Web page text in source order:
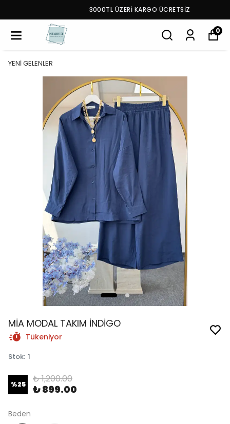
3000TL ÜZERİ KARGO ÜCRETSİZ
0
YENİ GELENLER
MİA MODAL TAKIM İNDİGO
Tükeniyor
Stok: 1
%25 ₺ 1,200.00
₺ 899.00
Beden